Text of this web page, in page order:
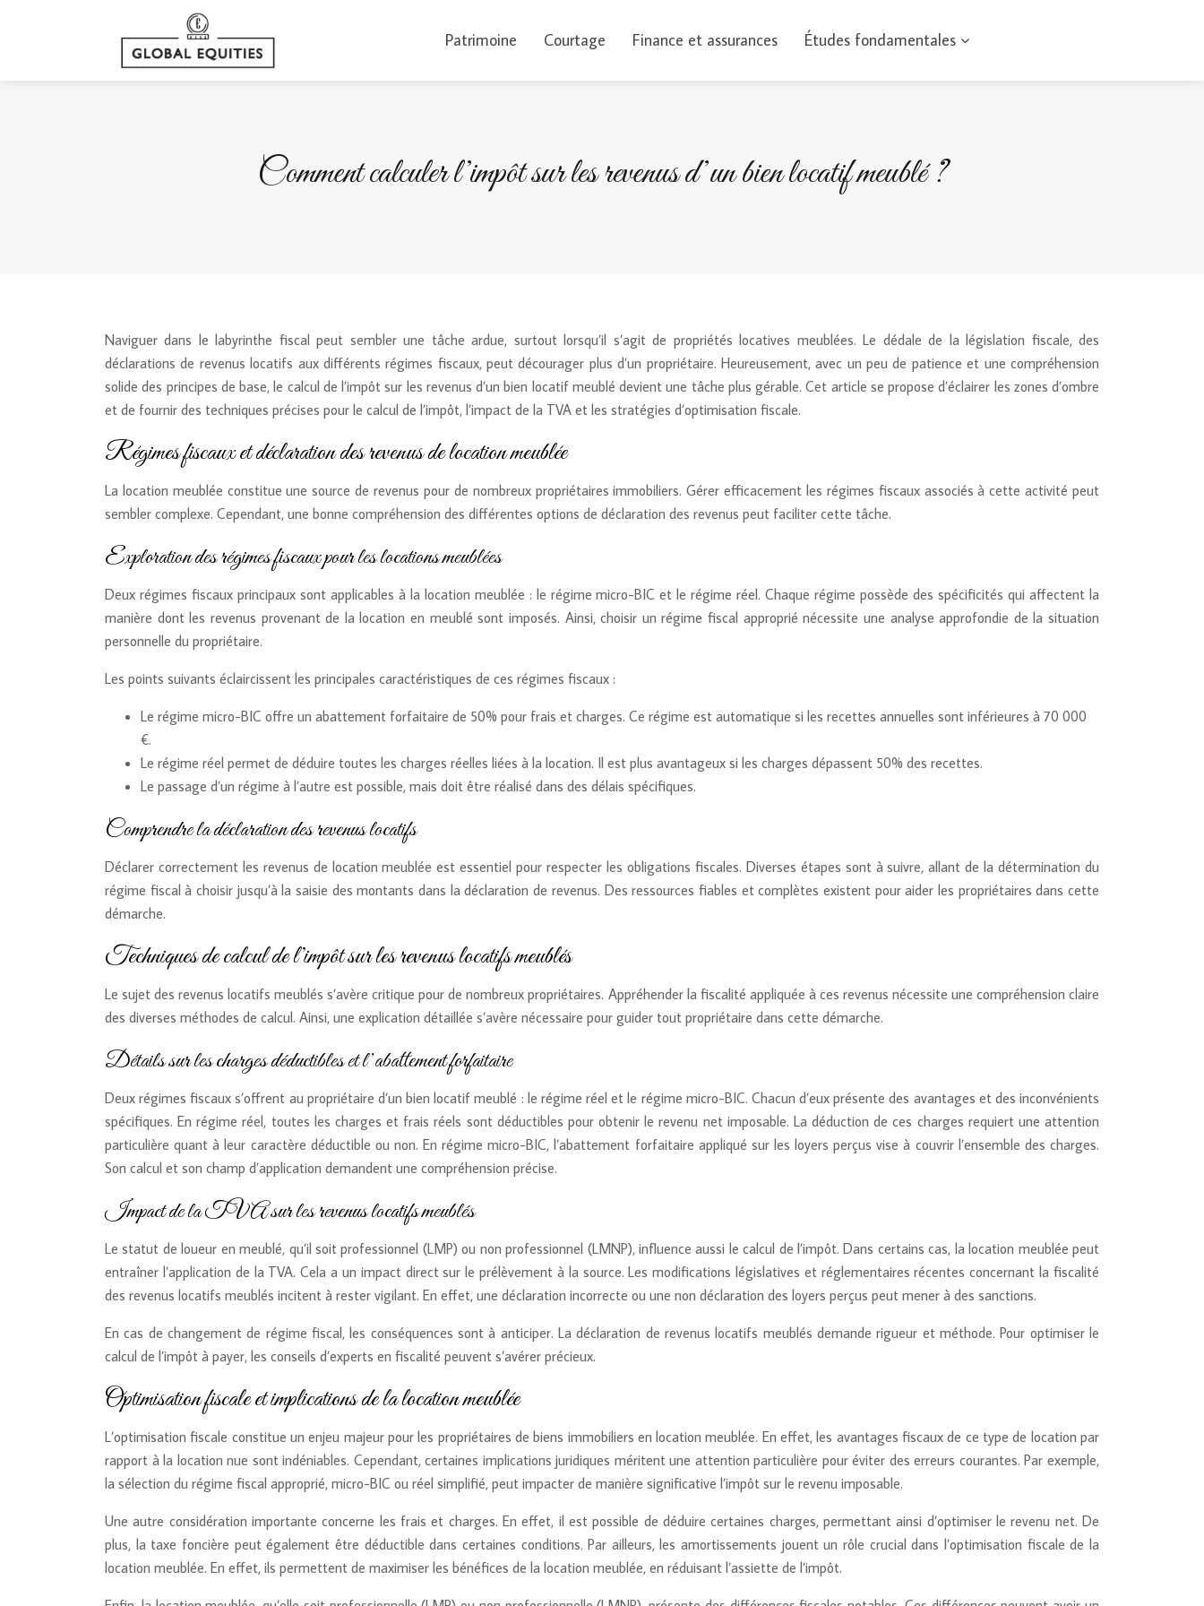
Patrimoine Courtage Finance et assurances Études fondamentales
Comment calculer l’impôt sur les revenus d’un bien locatif meublé ?
Naviguer dans le labyrinthe fiscal peut sembler une tâche ardue, surtout lorsqu’il s’agit de propriétés locatives meublées. Le dédale de la législation fiscale, des
déclarations de revenus locatifs aux différents régimes fiscaux, peut décourager plus d’un propriétaire. Heureusement, avec un peu de patience et une compréhension
solide des principes de base, le calcul de l’impôt sur les revenus d’un bien locatif meublé devient une tâche plus gérable. Cet article se propose d’éclairer les zones d’ombre
et de fournir des techniques précises pour le calcul de l’impôt, l’impact de la TVA et les stratégies d’optimisation fiscale.
Régimes fiscaux et déclaration des revenus de location meublée
La location meublée constitue une source de revenus pour de nombreux propriétaires immobiliers. Gérer efficacement les régimes fiscaux associés à cette activité peut
sembler complexe. Cependant, une bonne compréhension des différentes options de déclaration des revenus peut faciliter cette tâche.
Exploration des régimes fiscaux pour les locations meublées
Deux régimes fiscaux principaux sont applicables à la location meublée : le régime micro-BIC et le régime réel. Chaque régime possède des spécificités qui affectent la
manière dont les revenus provenant de la location en meublé sont imposés. Ainsi, choisir un régime fiscal approprié nécessite une analyse approfondie de la situation
personnelle du propriétaire.
Les points suivants éclaircissent les principales caractéristiques de ces régimes fiscaux :
Le régime micro-BIC offre un abattement forfaitaire de 50% pour frais et charges. Ce régime est automatique si les recettes annuelles sont inférieures à 70 000
€.
Le régime réel permet de déduire toutes les charges réelles liées à la location. Il est plus avantageux si les charges dépassent 50% des recettes.
Le passage d’un régime à l’autre est possible, mais doit être réalisé dans des délais spécifiques.
Comprendre la déclaration des revenus locatifs
Déclarer correctement les revenus de location meublée est essentiel pour respecter les obligations fiscales. Diverses étapes sont à suivre, allant de la détermination du
régime fiscal à choisir jusqu’à la saisie des montants dans la déclaration de revenus. Des ressources fiables et complètes existent pour aider les propriétaires dans cette
démarche.
Techniques de calcul de l’impôt sur les revenus locatifs meublés
Le sujet des revenus locatifs meublés s’avère critique pour de nombreux propriétaires. Appréhender la fiscalité appliquée à ces revenus nécessite une compréhension claire
des diverses méthodes de calcul. Ainsi, une explication détaillée s’avère nécessaire pour guider tout propriétaire dans cette démarche.
Détails sur les charges déductibles et l’abattement forfaitaire
Deux régimes fiscaux s’offrent au propriétaire d’un bien locatif meublé : le régime réel et le régime micro-BIC. Chacun d’eux présente des avantages et des inconvénients
spécifiques. En régime réel, toutes les charges et frais réels sont déductibles pour obtenir le revenu net imposable. La déduction de ces charges requiert une attention
particulière quant à leur caractère déductible ou non. En régime micro-BIC, l’abattement forfaitaire appliqué sur les loyers perçus vise à couvrir l’ensemble des charges.
Son calcul et son champ d’application demandent une compréhension précise.
Impact de la TVA sur les revenus locatifs meublés
Le statut de loueur en meublé, qu’il soit professionnel (LMP) ou non professionnel (LMNP), influence aussi le calcul de l’impôt. Dans certains cas, la location meublée peut
entraîner l’application de la TVA. Cela a un impact direct sur le prélèvement à la source. Les modifications législatives et réglementaires récentes concernant la fiscalité
des revenus locatifs meublés incitent à rester vigilant. En effet, une déclaration incorrecte ou une non déclaration des loyers perçus peut mener à des sanctions.
En cas de changement de régime fiscal, les conséquences sont à anticiper. La déclaration de revenus locatifs meublés demande rigueur et méthode. Pour optimiser le
calcul de l’impôt à payer, les conseils d’experts en fiscalité peuvent s’avérer précieux.
Optimisation fiscale et implications de la location meublée
L’optimisation fiscale constitue un enjeu majeur pour les propriétaires de biens immobiliers en location meublée. En effet, les avantages fiscaux de ce type de location par
rapport à la location nue sont indéniables. Cependant, certaines implications juridiques méritent une attention particulière pour éviter des erreurs courantes. Par exemple,
la sélection du régime fiscal approprié, micro-BIC ou réel simplifié, peut impacter de manière significative l’impôt sur le revenu imposable.
Une autre considération importante concerne les frais et charges. En effet, il est possible de déduire certaines charges, permettant ainsi d’optimiser le revenu net. De
plus, la taxe foncière peut également être déductible dans certaines conditions. Par ailleurs, les amortissements jouent un rôle crucial dans l’optimisation fiscale de la
location meublée. En effet, ils permettent de maximiser les bénéfices de la location meublée, en réduisant l’assiette de l’impôt.